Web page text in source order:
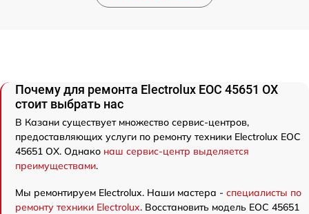
Почему для ремонта Electrolux EOC 45651 OX
стоит выбрать нас
В Казани существует множество сервис-центров,
предоставляющих услуги по ремонту техники Electrolux EOC
45651 OX. Однако наш сервис-центр выделяется
преимуществами.
Мы ремонтируем Electrolux. Наши мастера - специалисты по
ремонту техники Electrolux. Восстановить модель EOC 45651